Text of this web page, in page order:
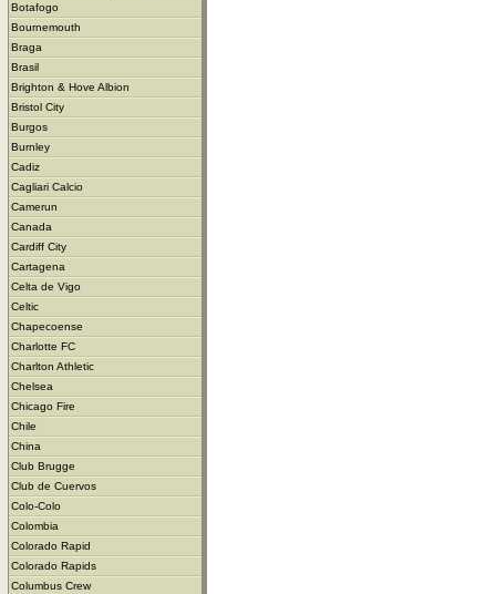
Botafogo
Bournemouth
Braga
Brasil
Brighton & Hove Albion
Bristol City
Burgos
Burnley
Cadiz
Cagliari Calcio
Camerun
Canada
Cardiff City
Cartagena
Celta de Vigo
Celtic
Chapecoense
Charlotte FC
Charlton Athletic
Chelsea
Chicago Fire
Chile
China
Club Brugge
Club de Cuervos
Colo-Colo
Colombia
Colorado Rapid
Colorado Rapids
Columbus Crew